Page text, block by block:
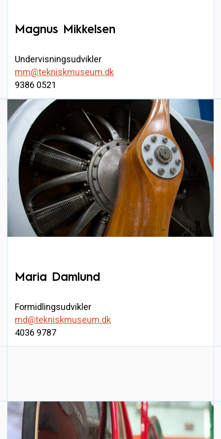
Magnus Mikkelsen
Undervisningsudvikler
mm@tekniskmuseum.dk
9386 0521
Maria Damlund
Formidlingsudvikler
md@tekniskmuseum.dk
4036 9787